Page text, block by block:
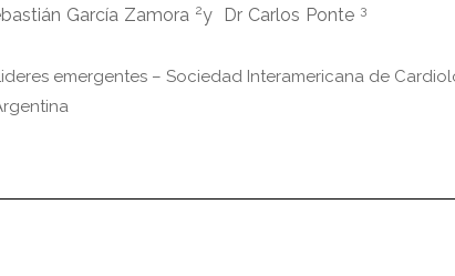
García Zamora 2y Dr Carlos Ponte 3
emergentes – Sociedad Interamericana de